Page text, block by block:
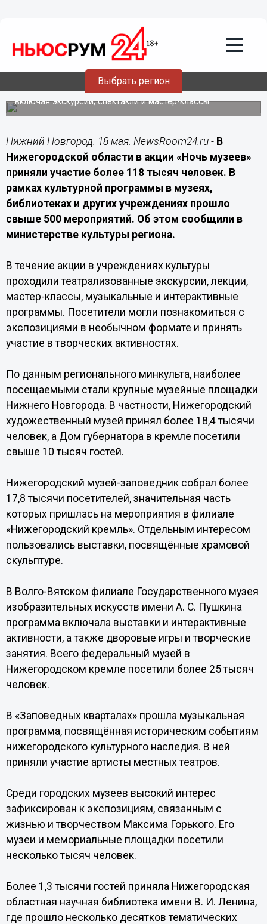
Выбрать регион
Более 118 тысяч человек посетили
«Ночь музеев» в Нижегородской
области
В учреждениях культуры региона прошли сотни событий,
включая экскурсии, спектакли и мастер-классы
Нижний Новгород. 18 мая. NewsRoom24.ru - В
Нижегородской области в акции «Ночь музеев»
приняли участие более 118 тысяч человек. В
рамках культурной программы в музеях,
библиотеках и других учреждениях прошло
свыше 500 мероприятий. Об этом сообщили в
министерстве культуры региона.
В течение акции в учреждениях культуры
проходили театрализованные экскурсии, лекции,
мастер-классы, музыкальные и интерактивные
программы. Посетители могли познакомиться с
экспозициями в необычном формате и принять
участие в творческих активностях.
По данным регионального минкульта, наиболее
посещаемыми стали крупные музейные площадки
Нижнего Новгорода. В частности, Нижегородский
художественный музей принял более 18,4 тысячи
человек, а Дом губернатора в кремле посетили
свыше 10 тысяч гостей.
Нижегородский музей-заповедник собрал более
17,8 тысячи посетителей, значительная часть
которых пришлась на мероприятия в филиале
«Нижегородский кремль». Отдельным интересом
пользовались выставки, посвящённые храмовой
скульптуре.
В Волго-Вятском филиале Государственного музея
изобразительных искусств имени А. С. Пушкина
программа включала выставки и интерактивные
активности, а также дворовые игры и творческие
занятия. Всего федеральный музей в
Нижегородском кремле посетили более 25 тысяч
человек.
В «Заповедных кварталах» прошла музыкальная
программа, посвящённая историческим событиям
нижегородского культурного наследия. В ней
приняли участие артисты местных театров.
Среди городских музеев высокий интерес
зафиксирован к экспозициям, связанным с
жизнью и творчеством Максима Горького. Его
музеи и мемориальные площадки посетили
несколько тысяч человек.
Более 1,3 тысячи гостей приняла Нижегородская
областная научная библиотека имени В. И. Ленина,
где прошло несколько десятков тематических